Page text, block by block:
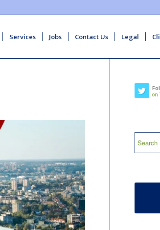
Services Jobs Contact Us Legal
on